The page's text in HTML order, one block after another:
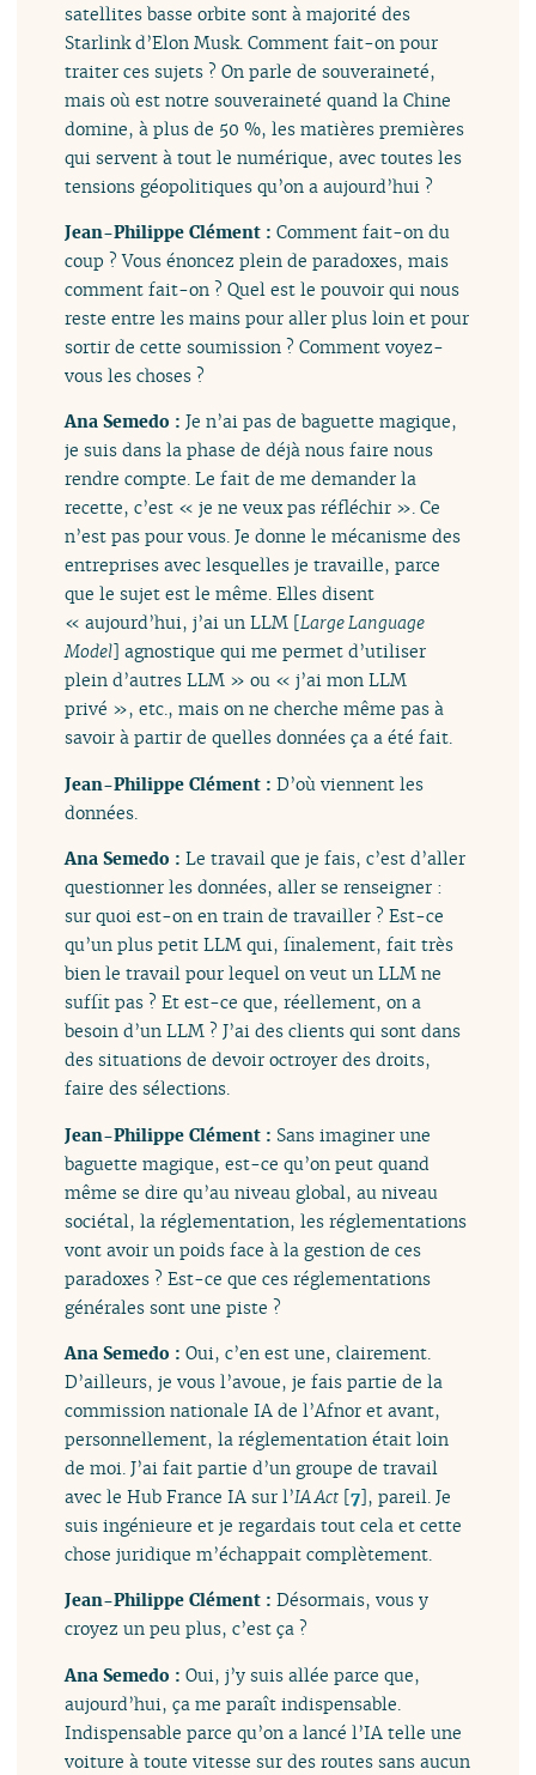
satellites basse orbite sont à majorité des
Starlink d’Elon Musk. Comment fait-on pour
traiter ces sujets ? On parle de souveraineté,
mais où est notre souveraineté quand la Chine
domine, à plus de 50 %, les matières premières
qui servent à tout le numérique, avec toutes les
tensions géopolitiques qu’on a aujourd’hui ?
Jean-Philippe Clément :Comment fait-on du
coup ? Vous énoncez plein de paradoxes, mais
comment fait-on ? Quel est le pouvoir qui nous
reste entre les mains pour aller plus loin et pour
sortir de cette soumission ? Comment voyez-
vous les choses ?
Ana Semedo :Je n’ai pas de baguette magique,
je suis dans la phase de déjà nous faire nous
rendre compte. Le fait de me demander la
recette, c’est « je ne veux pas réfléchir ». Ce
n’est pas pour vous. Je donne le mécanisme des
entreprises avec lesquelles je travaille, parce
que le sujet est le même. Elles disent
« aujourd’hui, j’ai un LLM [Large Language
Model] agnostique qui me permet d’utiliser
plein d’autres LLM » ou « j’ai mon LLM
privé », etc., mais on ne cherche même pas à
savoir à partir de quelles données ça a été fait.
Jean-Philippe Clément :D’où viennent les
données.
Ana Semedo :Le travail que je fais, c’est d’aller
questionner les données, aller se renseigner :
sur quoi est-on en train de travailler ? Est-ce
qu’un plus petit LLM qui, finalement, fait très
bien le travail pour lequel on veut un LLM ne
suffit pas ? Et est-ce que, réellement, on a
besoin d’un LLM ? J’ai des clients qui sont dans
des situations de devoir octroyer des droits,
faire des sélections.
Jean-Philippe Clément : Sans imaginer une
baguette magique, est-ce qu’on peut quand
même se dire qu’au niveau global, au niveau
sociétal, la réglementation, les réglementations
vont avoir un poids face à la gestion de ces
paradoxes ? Est-ce que ces réglementations
générales sont une piste ?
Ana Semedo :Oui, c’en est une, clairement.
D’ailleurs, je vous l’avoue, je fais partie de la
commission nationale IA de l’Afnor et avant,
personnellement, la réglementation était loin
de moi. J’ai fait partie d’un groupe de travail
avec le Hub France IA sur l’IA Act [7], pareil. Je
suis ingénieure et je regardais tout cela et cette
chose juridique m’échappait complètement.
Jean-Philippe Clément :Désormais, vous y
croyez un peu plus, c’est ça ?
Ana Semedo :Oui, j’y suis allée parce que,
aujourd’hui, ça me paraît indispensable.
Indispensable parce qu’on a lancé l’IA telle une
voiture à toute vitesse sur des routes sans aucun